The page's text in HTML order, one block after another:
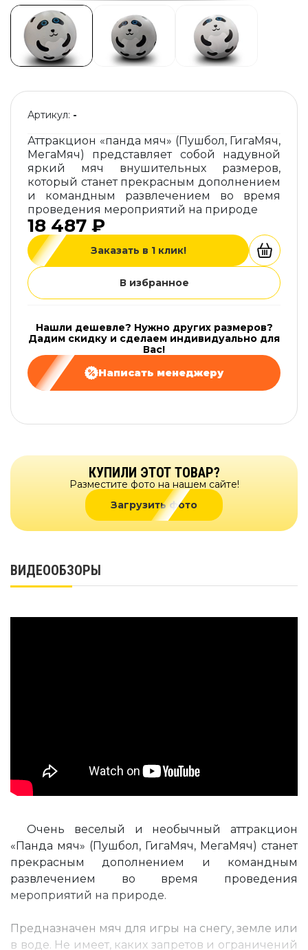
Артикул: -
Аттракцион «панда мяч» (Пушбол, ГигаМяч,
МегаМяч) представляет собой надувной
яркий мяч внушительных размеров,
который станет прекрасным дополнением
и командным развлечением во время
проведения мероприятий на природе
18 487 ₽
Заказать в 1 клик!
В избранное
Нашли дешевле? Нужно других размеров?
Дадим скидку и сделаем индивидуально для
Вас!
Написать менеджеру
КУПИЛИ ЭТОТ ТОВАР?
Разместите фото на нашем сайте!
Загрузить фото
ВИДЕООБЗОРЫ
Очень веселый и необычный аттракцион
«Панда мяч» (Пушбол, ГигаМяч, МегаМяч) станет
прекрасным дополнением и командным
развлечением во время проведения
мероприятий на природе.
Предназначен мяч для игры на снегу, земле или
в воде. Не имеет, каких запретов и ограничений